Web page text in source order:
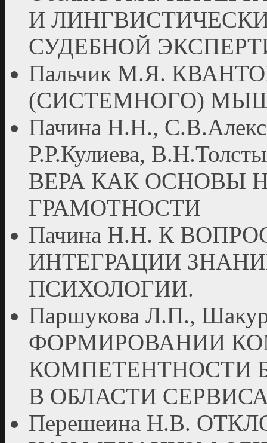
И
СУДЕБНОЙ
Пальчик М.Я.
(СИСТЕМНОГО)
Пачина Н.Н.,
Р.Р.Кулиева,
ВЕРА КАК ОСНОВЫ
ГРАМОТНОСТИ
Пачина Н.Н. К
ИНТЕГРАЦИИ
ПСИХОЛОГИИ.
Паршукова Л.П.,
ФОРМИРОВАНИИ
КОМПЕТЕНТНОСТИ
В ОБЛАСТИ
Перешеина Н.В.